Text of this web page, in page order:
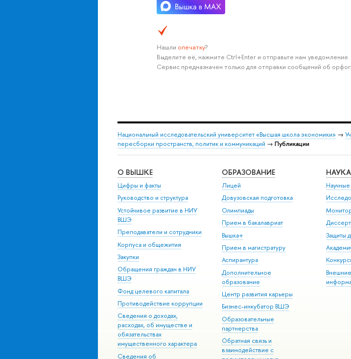
Нашли опечатку?
Выделите её, нажмите Ctrl+Enter и отправьте нам уведомление.
Сервис предназначен только для отправки сообщений об
Национальный исследовательский университет «Высшая школа экономики» →
пересборки пространств, политик и коммуникаций → Публикации
О ВЫШКЕ
Цифры и факты
Руководство и структура
Устойчивое развитие в НИУ
ВШЭ
Преподаватели и сотрудники
Корпуса и общежития
Закупки
Обращения граждан в НИУ
ВШЭ
Фонд целевого капитала
Противодействие коррупции
Сведения о доходах,
расходах, об имуществе и
обязательствах
имущественного характера
Сведения об
ОБРАЗОВАНИЕ
Лицей
Довузовская подготовка
Олимпиады
Прием в бакалавриат
Вышка+
Прием в магистратуру
Аспирантура
Дополнительное
образование
Центр развития карьеры
Бизнес-инкубатор ВШЭ
Образовательные
партнерства
Обратная связь и
взаимодействие с
НАУКА
Защиты